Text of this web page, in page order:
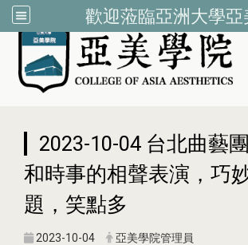
歡迎蒞臨亞洲大學亞
2023-10-04 台北曲藝
和時事的相聲表演，巧
題，笑點多
2023-10-04 亞美學院管理員